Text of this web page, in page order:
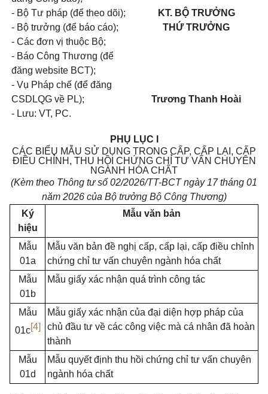
- Bộ Tư pháp (để theo dõi);
- Bộ trưởng (để báo cáo);
- Các đơn vị thuộc Bộ;
- Báo Công Thương (để
đăng website BCT);
- Vụ Pháp chế (để đăng
CSDLQG về PL);
- Lưu: VT, PC.
KT. BỘ TRƯỞNG
THỨ TRƯỞNG
Trương Thanh Hoài
PHỤ LỤC I
CÁC BIỂU MẪU SỬ DỤNG TRONG CẤP, CẤP LẠI, CẤP
ĐIỀU CHỈNH, THU HỒI CHỨNG CHỈ TƯ VẤN CHUYÊN
NGÀNH HÓA CHẤT
(Kèm theo Thông tư số 02/2026/TT-BCT ngày 17 tháng 01
năm 2026 của Bộ trưởng Bộ Công Thương)
Ký
hiệu
Mẫu văn bản
Mẫu
01a
Mẫu văn bản đề nghị cấp, cấp lại, cấp điều chỉnh
chứng chỉ tư vấn chuyên ngành hóa chất
Mẫu
01b
Mẫu giấy xác nhận quá trình công tác
Mẫu
01c[4]
Mẫu giấy xác nhận của đại diện hợp pháp của
chủ đầu tư về các công việc mà cá nhân đã hoàn
thành
Mẫu
01d
Mẫu quyết định thu hồi chứng chỉ tư vấn chuyên
ngành hóa chất